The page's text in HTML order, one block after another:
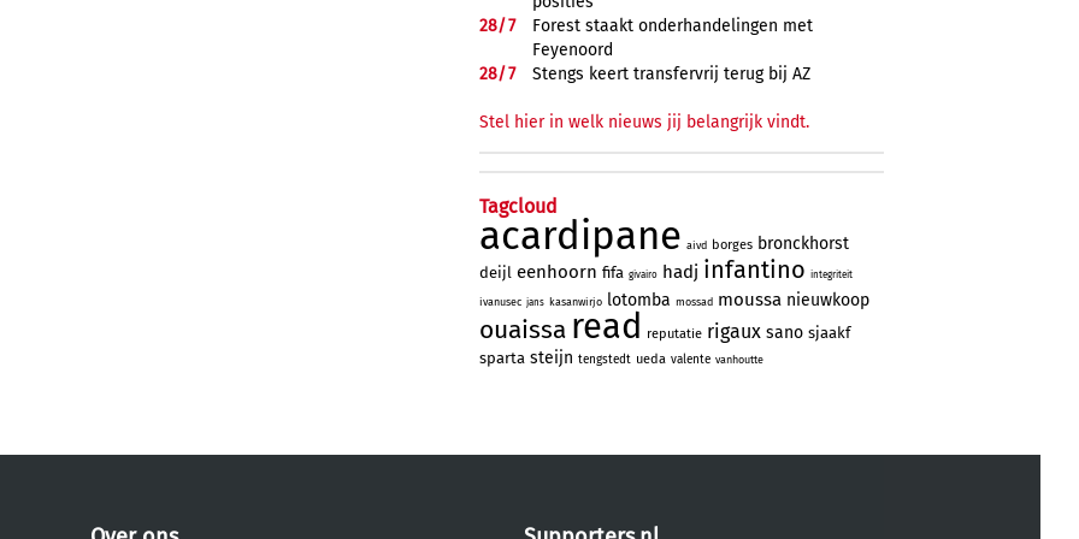
28/7
Forest staakt onderhandelingen met
Feyenoord
28/7 Stengs keert transfervrij terug bij AZ
Stel hier in welk nieuws jij belangrijk vindt.
Tagcloud
acardipane aivd borges bronckhorst
deijl eenhoorn fifa givairo hadj infantino integriteit
ivanusec jans kasanwirjo lotomba mossad moussa nieuwkoop
ouaissa read reputatie rigaux sano sjaakf
sparta steijn tengstedt ueda valente vanhoutte